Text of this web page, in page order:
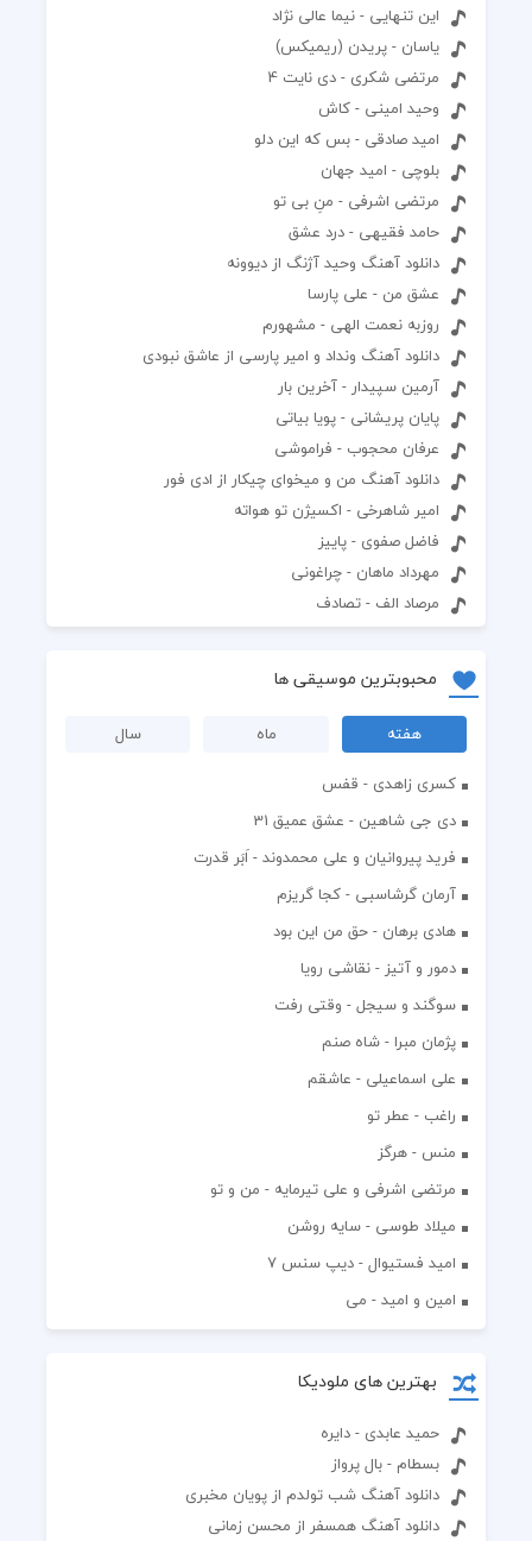
این تنهایی - نیما عالی نژاد
یاسان - پریدن (ریمیکس)
مرتضی شکری - دی نایت 4
وحید امینی - کاش
امید صادقی - بس که این دلو
بلوچی - امید جهان
مرتضی اشرفی - منِ بی تو
حامد فقیهی - درد عشق
دانلود آهنگ وحید آژنگ از دیوونه
عشق من - علی پارسا
روزبه نعمت الهی - مشهورم
دانلود آهنگ ونداد و امیر پارسی از عاشق نبودی
آرمین سپیدار - آخرین بار
پایان پریشانی - پویا بیاتی
عرفان محجوب - فراموشی
دانلود آهنگ من و میخوای چیکار از ادی فور
امیر شاهرخی - اکسیژن تو هواته
فاضل صفوی - پاییز
مهرداد ماهان - چراغونی
مرصاد الف - تصادف
محبوبترین موسیقی ها
هفته ماه
سال
کسری زاهدی - قفس
دی جی شاهین - عشق عمیق 31
فرید پیروانیان و علی محمدوند - اَبَر قدرت
آرمان گرشاسبی - کجا گریزم
هادی برهان - حق من این بود
دمور و آتیز - نقاشی رویا
سوگند و سیجل - وقتی رفت
پژمان مبرا - شاه صنم
علی اسماعیلی - عاشقم
راغب - عطر تو
منس - هرگز
مرتضی اشرفی و علی تیرمایه - من و تو
میلاد طوسی - سایه روشن
اميد فستيوال - ديپ سنس ۷
امین و امید - می
بهترین های ملودیکا
حمید عابدی - دایره
بسطام - بال پرواز
دانلود آهنگ شب تولدم از پویان مخبری
دانلود آهنگ همسفر از محسن زمانی